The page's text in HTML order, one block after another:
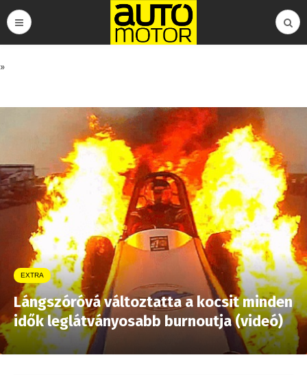
»
EXTRA
Lángszóróvá változtatta a kocsit minden
idők leglátványosabb burnoutja (videó)